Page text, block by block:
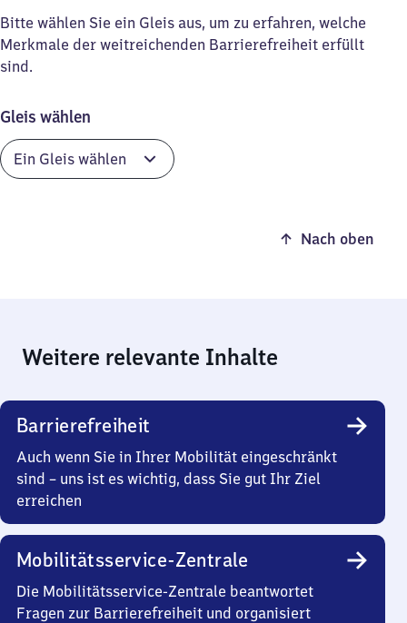
Bitte wählen Sie ein Gleis aus, um zu erfahren, welche
Merkmale der weitreichenden Barrierefreiheit erfüllt
sind.
Gleis wählen
Nach oben
Weitere relevante Inhalte
Barrierefreiheit
Auch wenn Sie in Ihrer Mobilität eingeschränkt
sind – uns ist es wichtig, dass Sie gut Ihr Ziel
erreichen
Mobilitätsservice-Zentrale
Die Mobilitätsservice-Zentrale beantwortet
Fragen zur Barrierefreiheit und organisiert